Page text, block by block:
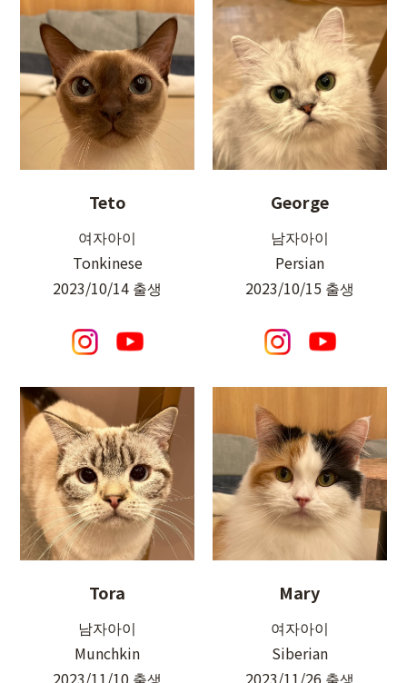
Teto
여자아이
Tonkinese
2023/10/14 출생
George
남자아이
Persian
2023/10/15 출생
Tora
남자아이
Munchkin
Mary
여자아이
Siberian